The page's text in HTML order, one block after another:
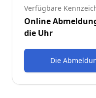
Verfügbare
Online
die Uhr
Die